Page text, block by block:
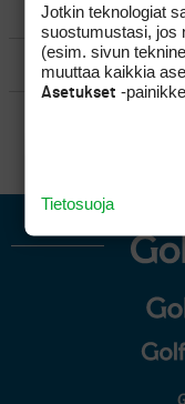
MATKAILU
KILPAGOLF &
Jotkin teknologiat
suostumustasi, jos
(esim. sivun
muuttaa kaikkia
Asetukset -
Tietosuoja